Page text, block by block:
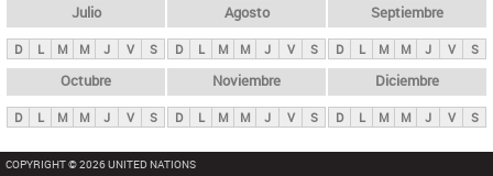
l
e
s
Julio
D L M M J V S
Agosto
D L M M J V S
Septiembre
D L M M J V S
Octubre
D L M M J V S
Noviembre
D L M M J V S
Diciembre
D L M M J V S
COPYRIGHT © 2026 UNITED NATIONS